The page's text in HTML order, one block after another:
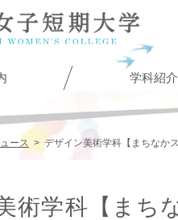
学科紹介
ース > デザイン美術学科【まちなか
術学科【まち